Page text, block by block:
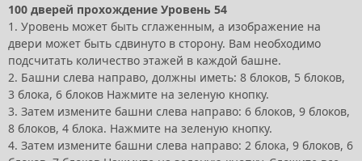
100 дверей прохождение Уровень 54
1. Уровень может быть сглаженным, а изображение на
двери может быть сдвинуто в сторону. Вам необходимо
подсчитать количество этажей в каждой башне.
2. Башни слева направо, должны иметь: 8 блоков, 5 блоков,
3 блока, 6 блоков Нажмите на зеленую кнопку.
3. Затем измените башни слева направо: 6 блоков, 9 блоков,
8 блоков, 4 блока. Нажмите на зеленую кнопку.
4. Затем измените башни слева направо: 2 блока, 9 блоков, 6